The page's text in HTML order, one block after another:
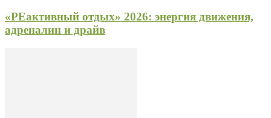
«РЕактивный отдых» 2026: энергия движения,
адреналин и драйв